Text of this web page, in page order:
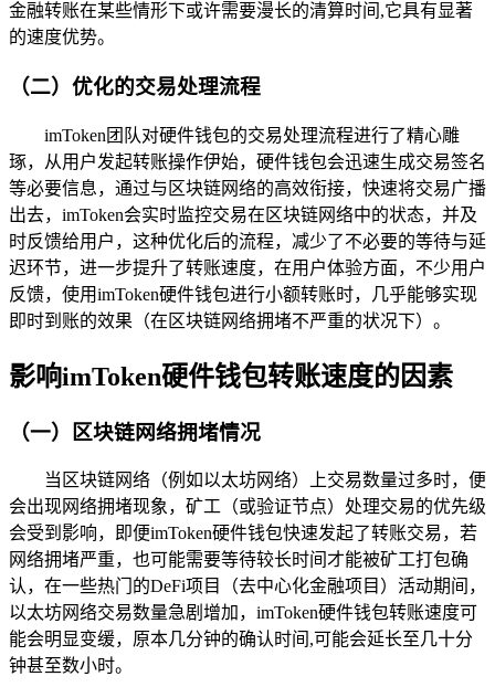
金融转账在某些情形下或许需要漫长的清算时间,它具有显著
的速度优势。
（二）优化的交易处理流程
imToken团队对硬件钱包的交易处理流程进行了精心雕
琢，从用户发起转账操作伊始，硬件钱包会迅速生成交易签名
等必要信息，通过与区块链网络的高效衔接，快速将交易广播
出去，imToken会实时监控交易在区块链网络中的状态，并及
时反馈给用户，这种优化后的流程，减少了不必要的等待与延
迟环节，进一步提升了转账速度，在用户体验方面，不少用户
反馈，使用imToken硬件钱包进行小额转账时，几乎能够实现
即时到账的效果（在区块链网络拥堵不严重的状况下）。
影响imToken硬件钱包转账速度的因素
（一）区块链网络拥堵情况
当区块链网络（例如以太坊网络）上交易数量过多时，便
会出现网络拥堵现象，矿工（或验证节点）处理交易的优先级
会受到影响，即便imToken硬件钱包快速发起了转账交易，若
网络拥堵严重，也可能需要等待较长时间才能被矿工打包确
认，在一些热门的DeFi项目（去中心化金融项目）活动期间，
以太坊网络交易数量急剧增加，imToken硬件钱包转账速度可
能会明显变缓，原本几分钟的确认时间,可能会延长至几十分
钟甚至数小时。